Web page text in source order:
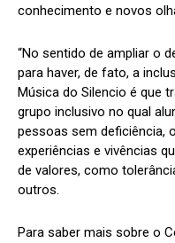
conhecimento e novos
“No sentido de ampliar o
para haver, de fato, a
Música do Silencio é que
grupo inclusivo no qual
pessoas sem deficiência,
experiências e vivências
de valores, como
outros.
Para saber mais sobre o